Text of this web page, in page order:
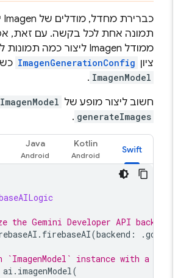
כברירת מחדל, מודלים שלImagen
תמונה אחת לכל בקשה. עם זאת,
ממודלImagenליצור כמה תמונות
ציון ImagenGenerationConfig
ImagenModel
.
חשוב ליצור מופע של ImagenModel
generateImages
.
Swift
Kotlin
Java
Gemini Developer API
.firebaseAI(backend .
`ImagenModel` instance with a
= ai.imagenModel